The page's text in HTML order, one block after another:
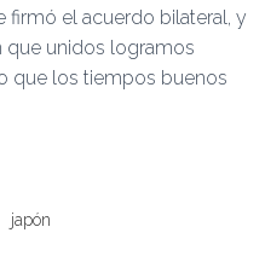
firmó el acuerdo bilateral, y
que unidos logramos
que los tiempos buenos
japón